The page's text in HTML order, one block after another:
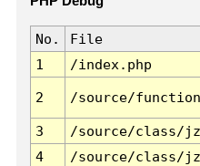
No. File
1
/index.php
2 /source/
3 /source/class/
4
/source/class/